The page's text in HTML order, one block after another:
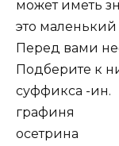
может иметь
это маленький
Перед вами
Подберите к
суффикса -ин.
графиня
осетрина